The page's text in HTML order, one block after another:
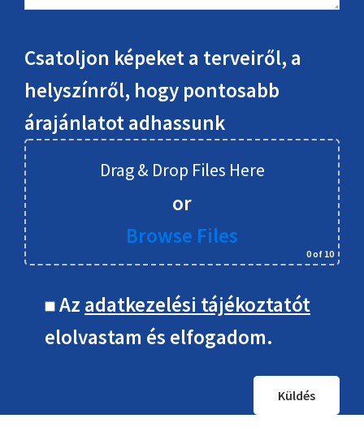
Csatoljon képeket a terveiről, a
helyszínről, hogy pontosabb
árajánlatot adhassunk
Drag & Drop Files Here
or
Browse Files
0of 10
Az adatkezelési tájékoztatót
elolvastam és elfogadom.